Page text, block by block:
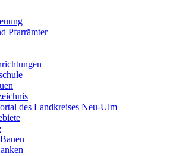
Pfarrämter
des Landkreises Neu-Ulm